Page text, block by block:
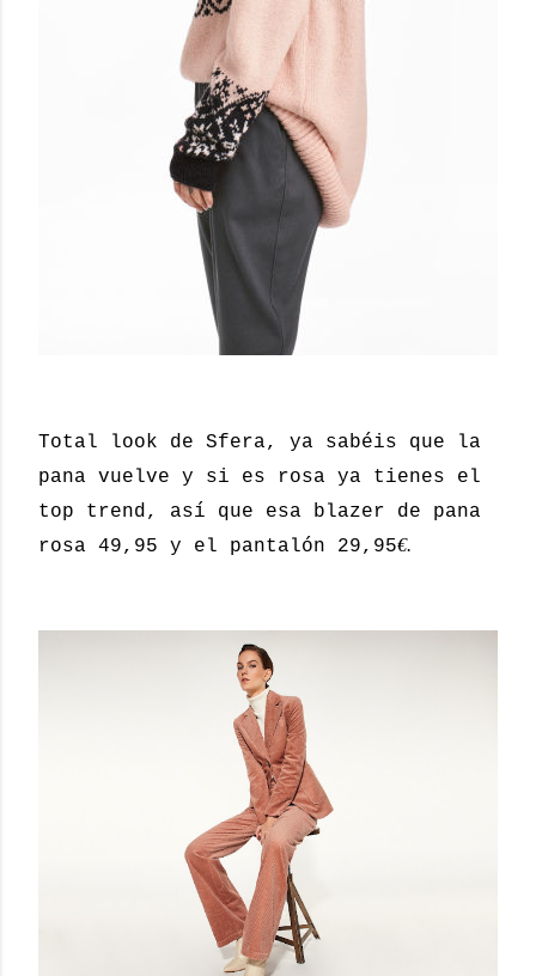
Total look de Sfera, ya sabéis que la
pana vuelve y si es rosa ya tienes el
top trend, así que esa blazer de pana
rosa 49,95 y el pantalón 29,95€.